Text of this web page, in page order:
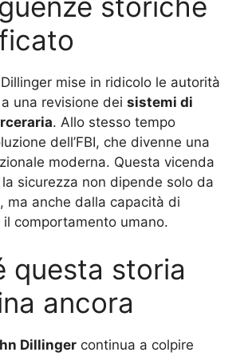
Dillinger mise in ridicolo le autorità
una revisione dei sistemi di
. Allo stesso tempo
dell’FBI, che divenne una
moderna. Questa vicenda
sicurezza non dipende solo da
ma anche dalla capacità di
comportamento umano.
questa storia
ancora
Dillinger continua a colpire